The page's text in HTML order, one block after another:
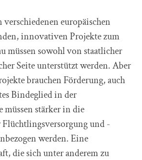
europäischen
innovativen Projekte zum
müssen sowohl von staatlicher
Seite unterstützt werden. Aber
brauchen Förderung, auch
Bindeglied in der
stärker in die
und -
werden. Eine
die sich unter anderem zu